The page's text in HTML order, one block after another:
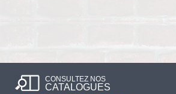
CONSULTEZ NOS
CATALOGUES